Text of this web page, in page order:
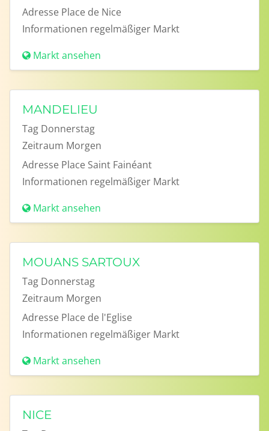
Adresse Place de Nice
Informationen regelmäßiger Markt
Markt ansehen
MANDELIEU
Tag Donnerstag
Zeitraum Morgen
Adresse Place Saint Fainéant
Informationen regelmäßiger Markt
Markt ansehen
MOUANS SARTOUX
Tag Donnerstag
Zeitraum Morgen
Adresse Place de l'Eglise
Informationen regelmäßiger Markt
Markt ansehen
NICE